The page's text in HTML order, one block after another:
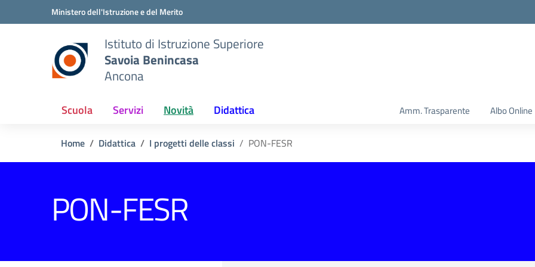
Vai ai contenuti
Vai al menu di navigazioneMinistero dell'Istruzione e del Merito
Istituto di Istruzione Superiore
Savoia Benincasa
Ancona
Scuola Servizi Novità Didattica Amm. Trasparente Albo Online
Home Didattica I progetti delle classi PON-FESR
PON-FESR